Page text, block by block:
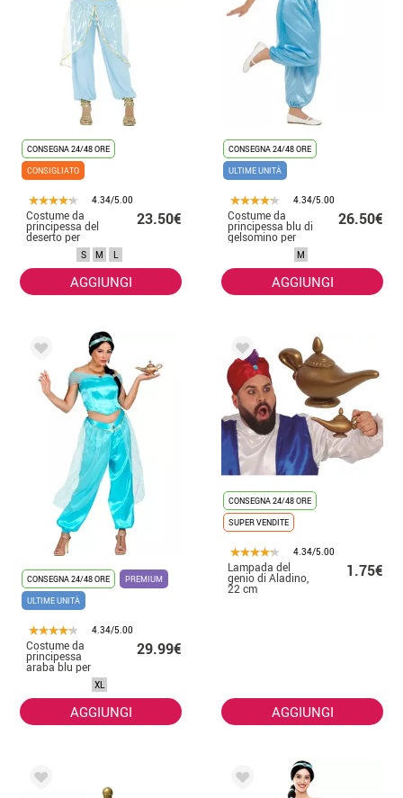
CONSEGNA 24/48 ORE
CONSIGLIATO
4.34/5.00
Costume da
principessa del
deserto per
23.50€
S M L
AGGIUNGI
CONSEGNA 24/48 ORE
ULTIME UNITÀ
4.34/5.00
Costume da
principessa blu di
gelsomino per
donna
26.50€
M
AGGIUNGI
CONSEGNA 24/48 ORE
PREMIUM
ULTIME UNITÀ
4.34/5.00
Costume da
principessa
araba blu per
29.99€
XL
AGGIUNGI
CONSEGNA 24/48 ORE
SUPER VENDITE
4.34/5.00
Lampada del
genio di Aladino,
22 cm
1.75€
AGGIUNGI